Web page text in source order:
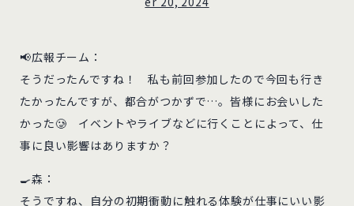
📢広報チーム：
そうだったんですね！ 私も前回参加したので今回も行き
たかったんですが、都合がつかずで…。皆様にお会いした
かった🥲 イベントやライブなどに行くことによって、仕
事に良い影響はありますか？
🍳森：
そうですね、自分の初期衝動に触れる体験が仕事にいい影